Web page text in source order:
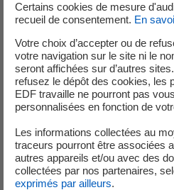
L’unité de production n°4 a été
réseau électrique pour
déterminer l’origine exacte de
Il n’y a pas d’incidence sur la
l’environnement
L’Autorité de sûreté nucléaire
informée.
Les unités de production n°2, 3
connectées au réseau national
Certains cookies de mesure
recueil de consentement. En
Votre choix d’accepter ou de
votre navigation sur le site ni le
seront affichées sur d’autres
refusez le dépôt des cookies, les
EDF travaille ne pourront pas
personnalisées en fonction de
Les informations collectées au
traceurs pourront être associées
autres appareils et/ou avec des
collectées par nos partenaires,
exprimés par ailleurs.